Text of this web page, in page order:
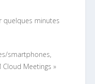
quelques minutes
smartphones,
Meetings »